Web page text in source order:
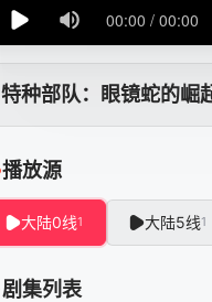
特种部队：眼镜蛇的崛
播放源
大陆0线1 大陆5线1
剧集列表